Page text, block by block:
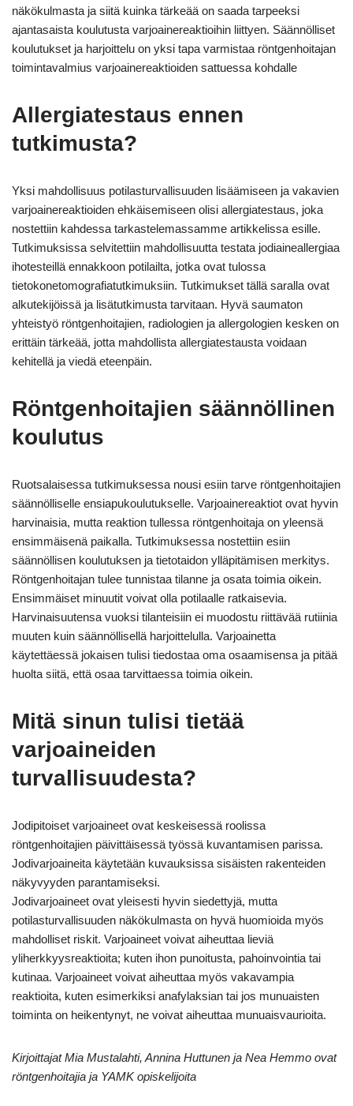
näkökulmasta ja siitä kuinka tärkeää on saada tarpeeksi
ajantasaista koulutusta varjoainereaktioihin liittyen. Säännölliset
koulutukset ja harjoittelu on yksi tapa varmistaa röntgenhoitajan
toimintavalmius varjoainereaktioiden sattuessa kohdalle
Allergiatestaus ennen
tutkimusta?
Yksi mahdollisuus potilasturvallisuuden lisäämiseen ja vakavien
varjoainereaktioiden ehkäisemiseen olisi allergiatestaus, joka
nostettiin kahdessa tarkastelemassamme artikkelissa esille.
Tutkimuksissa selvitettiin mahdollisuutta testata jodiaineallergiaa
ihotesteillä ennakkoon potilailta, jotka ovat tulossa
tietokonetomografiatutkimuksiin. Tutkimukset tällä saralla ovat
alkutekijöissä ja lisätutkimusta tarvitaan. Hyvä saumaton
yhteistyö röntgenhoitajien, radiologien ja allergologien kesken on
erittäin tärkeää, jotta mahdollista allergiatestausta voidaan
kehitellä ja viedä eteenpäin.
Röntgenhoitajien säännöllinen
koulutus
Ruotsalaisessa tutkimuksessa nousi esiin tarve röntgenhoitajien
säännölliselle ensiapukoulutukselle. Varjoainereaktiot ovat hyvin
harvinaisia, mutta reaktion tullessa röntgenhoitaja on yleensä
ensimmäisenä paikalla. Tutkimuksessa nostettiin esiin
säännöllisen koulutuksen ja tietotaidon ylläpitämisen merkitys.
Röntgenhoitajan tulee tunnistaa tilanne ja osata toimia oikein.
Ensimmäiset minuutit voivat olla potilaalle ratkaisevia.
Harvinaisuutensa vuoksi tilanteisiin ei muodostu riittävää rutiinia
muuten kuin säännöllisellä harjoittelulla. Varjoainetta
käytettäessä jokaisen tulisi tiedostaa oma osaamisensa ja pitää
huolta siitä, että osaa tarvittaessa toimia oikein.
Mitä sinun tulisi tietää
varjoaineiden
turvallisuudesta?
Jodipitoiset varjoaineet ovat keskeisessä roolissa
röntgenhoitajien päivittäisessä työssä kuvantamisen parissa.
Jodivarjoaineita käytetään kuvauksissa sisäisten rakenteiden
näkyvyyden parantamiseksi.
Jodivarjoaineet ovat yleisesti hyvin siedettyjä, mutta
potilasturvallisuuden näkökulmasta on hyvä huomioida myös
mahdolliset riskit. Varjoaineet voivat aiheuttaa lieviä
yliherkkyysreaktioita; kuten ihon punoitusta, pahoinvointia tai
kutinaa. Varjoaineet voivat aiheuttaa myös vakavampia
reaktioita, kuten esimerkiksi anafylaksian tai jos munuaisten
toiminta on heikentynyt, ne voivat aiheuttaa munuaisvaurioita.
Kirjoittajat Mia Mustalahti, Annina Huttunen ja Nea Hemmo ovat
röntgenhoitajia ja YAMK opiskelijoita